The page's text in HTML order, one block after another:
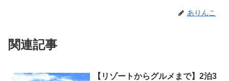
ありんこ
関連記事
【リゾートからグルメまで】2泊3